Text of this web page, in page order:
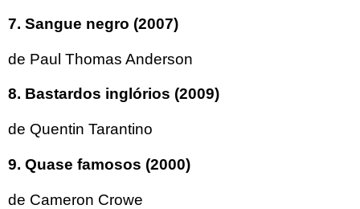
7. Sangue negro (2007)
de Paul Thomas Anderson
8. Bastardos inglórios (2009)
de Quentin Tarantino
9. Quase famosos (2000)
de Cameron Crowe